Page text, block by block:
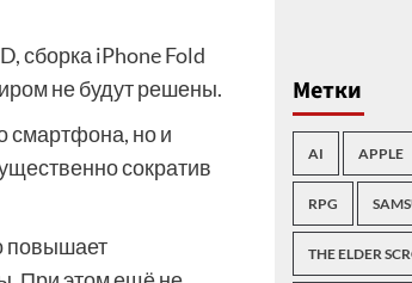
сборка iPhone Fold
не будут решены.
смартфона, но и
сократив
повышает
Метки
AI APPLE
RPG
THE ELDER